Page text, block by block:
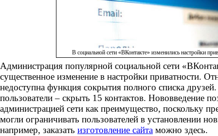
В социальной сети «ВКонтакте» изменились настройки
Администрация популярной социальной сети
существенное изменение в настройки приватности.
недоступна функция сокрытия полного списка
пользователи – скрыть 15 контактов. Нововведение
администрацией сети как преимущество, поскольку
могли ограничивать пользователей в установлении
например, заказать изготовление сайта можно здесь.